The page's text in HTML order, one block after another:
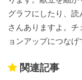
グラフにしたり、読
さんありますよ。
ョンアップにつなげ
関連記事